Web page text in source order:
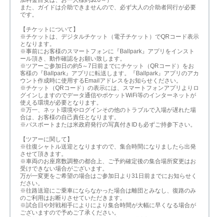
また、ガイドは介助できませんので、必ず大人の介助者同行が必要
です。
【チケットについて】
※チケットは、デジタルチケット（電子チケット）でQRコード表示
となります。
※事前にお客様のスマートフォンに『Ballpark』アプリをインスト
ール頂き、動作確認をお願い致します。
※ツアーご参加日の約5～7日前までにチケット（QRコード）をお
客様の『Ballpark』アプリに転送します。『Ballpark』アプリのアカ
ウント作成時に使用するEmailアドレスをお知らせください。
※チケット（QRコード）の表示には、スマートフォンアプリよりロ
グインしますのでデータ通信やポケットWiFi等のインターネットが
使える環境が必要となります。
※万一、ネット環境やログインその他のトラブルで入場が遅れた場
合は、お客様の自己責任となります。
※パスポートまたは米政府発行の写真付きIDも必ずご持参下さい。
【ツアーに関して】
※往復シャトル送迎となりますので、集合時間になりましたら出発
させて頂きます。
※車両のお座席数調整の都合上、ご予約確定後の集合場所変更はお
受けできない場合がございます。
万が一変更をご希望の場合はご参加日より31日前までにお知らせく
ださい。
※往路送迎にご乗車にならなかった場合は離団とみなし、復路のみ
のご利用はお断りさせていただきます。
※試合日や対戦相手によりにより集合時間が大幅に早くなる場合が
ございますので予めご了承ください。